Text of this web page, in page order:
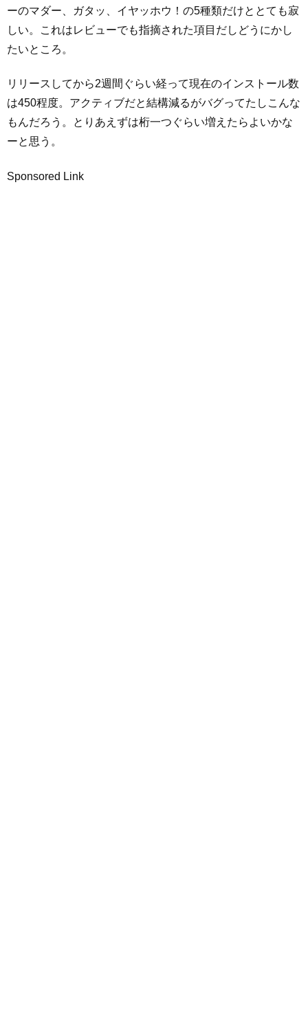
ーのマダー、ガタッ、イヤッホウ！の5種類だけととても寂
しい。これはレビューでも指摘された項目だしどうにかし
たいところ。
リリースしてから2週間ぐらい経って現在のインストール数
は450程度。アクティブだと結構減るがバグってたしこんな
もんだろう。とりあえずは桁一つぐらい増えたらよいかな
ーと思う。
Sponsored Link